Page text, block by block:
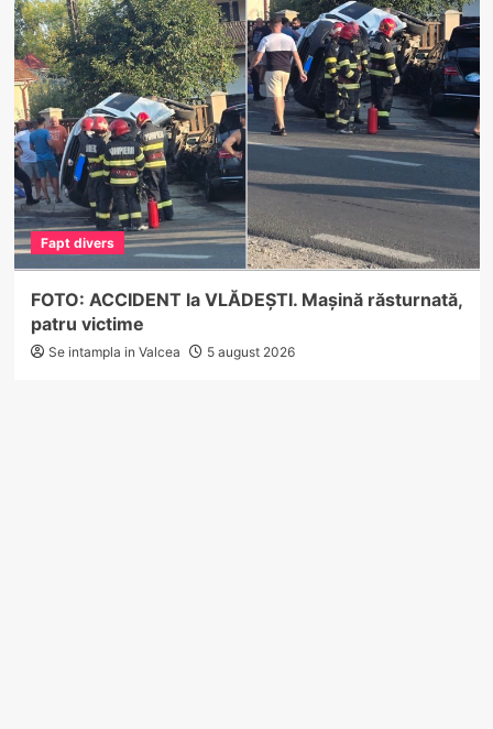
Fapt divers
FOTO: ACCIDENT la VLĂDEȘTI. Mașină răsturnată,
patru victime
Se intampla in Valcea 5 august 2026